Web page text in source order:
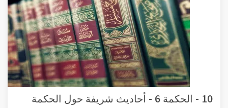
10 - الحكمة 6 - أحاديث شريفة حول الحكمة